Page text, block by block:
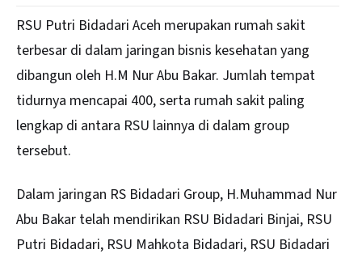
RSU Putri Bidadari Aceh merupakan rumah sakit
terbesar di dalam jaringan bisnis kesehatan yang
dibangun oleh H.M Nur Abu Bakar. Jumlah tempat
tidurnya mencapai 400, serta rumah sakit paling
lengkap di antara RSU lainnya di dalam group
tersebut.
Dalam jaringan RS Bidadari Group, H.Muhammad Nur
Abu Bakar telah mendirikan RSU Bidadari Binjai, RSU
Putri Bidadari, RSU Mahkota Bidadari, RSU Bidadari